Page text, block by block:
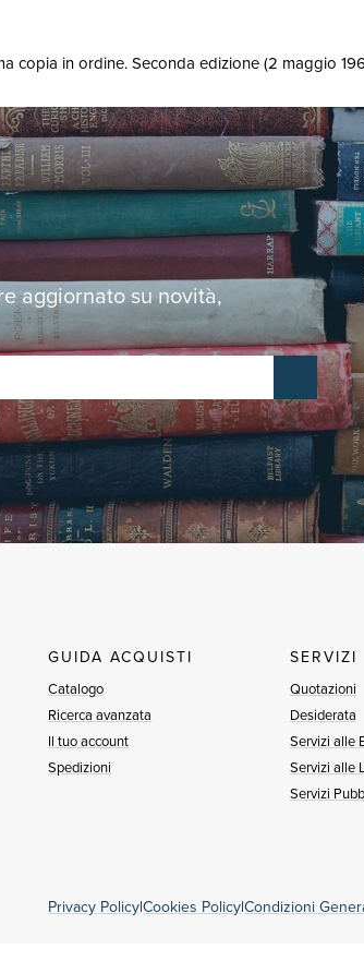
copia in ordine. Seconda edizione (2 maggio
aggiornato su novità,
GUIDA ACQUISTI
Catalogo
Ricerca avanzata
Il tuo account
Spedizioni
SERVIZI
Quotazioni
Desiderata
Servizi alle
Servizi alle
Servizi
Privacy Policy|Cookies Policy|Condizioni